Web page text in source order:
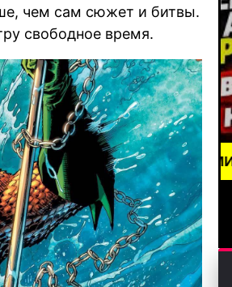
чем сам сюжет и битвы.
свободное время.
(СМИ) /// СВЕЖИЕ